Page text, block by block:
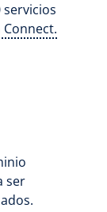
servicios
ser